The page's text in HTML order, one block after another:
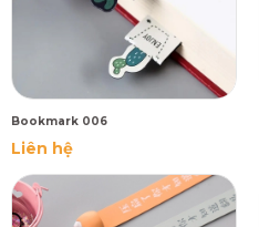
Bookmark 006
Liên hệ